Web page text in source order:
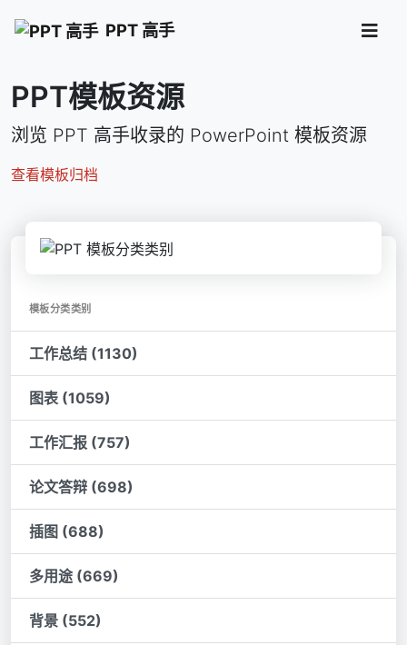
PPT 高手
PPT模板资源
浏览 PPT 高手收录的 PowerPoint 模板资源
查看模板归档
模板分类类别
工作总结 (1130)
图表 (1059)
工作汇报 (757)
论文答辩 (698)
插图 (688)
多用途 (669)
背景 (552)